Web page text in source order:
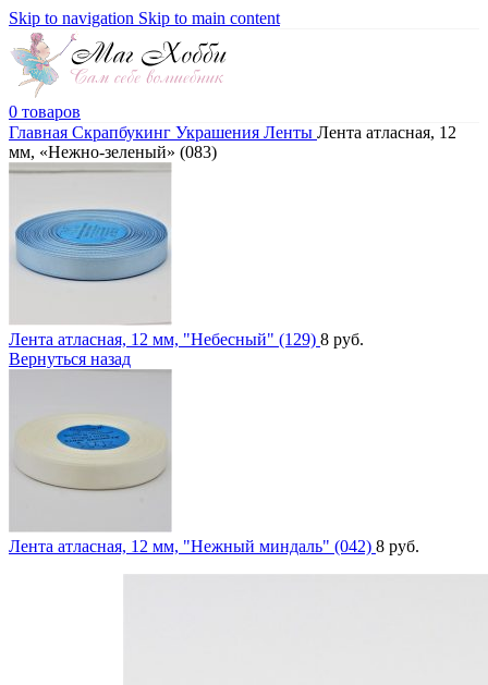
Skip to navigation Skip to main content
0 товаров
Главная Скрапбукинг Украшения Ленты Лента атласная, 12
мм, «Нежно-зеленый» (083)
Лента атласная, 12 мм, "Небесный" (129) 8 руб.
Вернуться назад
Лента атласная, 12 мм, "Нежный миндаль" (042) 8 руб.